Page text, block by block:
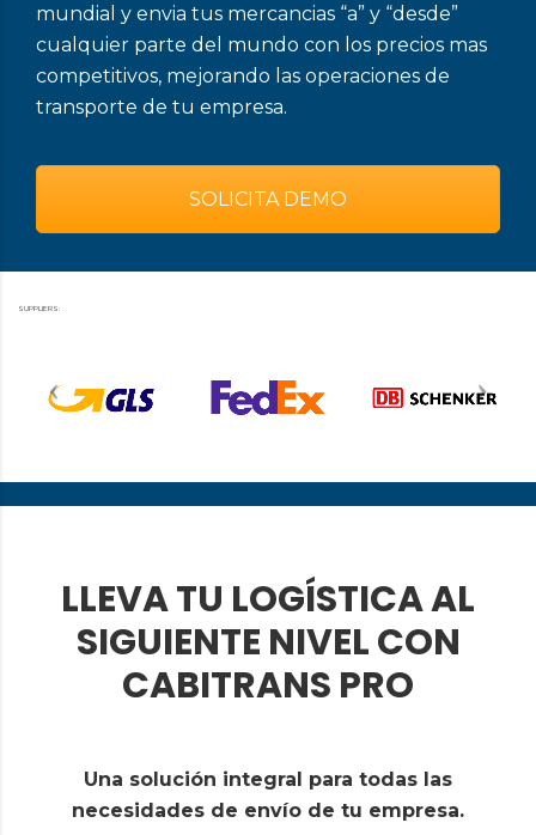
mundial y envia tus mercancias “a” y “desde”
cualquier parte del mundo con los precios mas
competitivos, mejorando las operaciones de
transporte de tu empresa.
SOLICITA DEMO
SUPPLIERS:
LLEVA TU LOGÍSTICA AL
SIGUIENTE NIVEL CON
CABITRANS PRO
Una solución integral para todas las
necesidades de envío de tu empresa.